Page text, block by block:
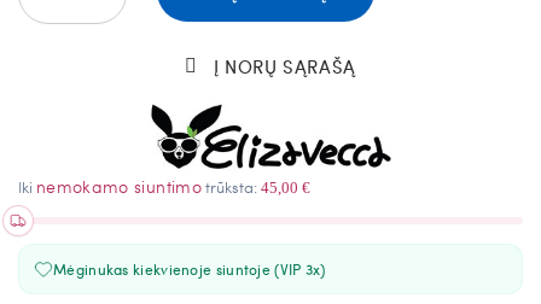
Į NORŲ SĄRAŠĄ
Iki nemokamo siuntimotrūksta: 45,00 €
Mėginukas kiekvienoje siuntoje (VIP 3x)